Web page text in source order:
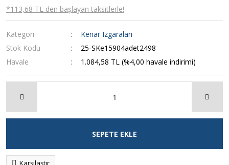
*113,68 TL den başlayan taksitlerle!
Kategori
Kenar Izgaraları
Stok Kodu
25-SKe15904adet2498
Havale
1.084,58 TL (%4,00 havale indirimi)
SEPETE EKLE
Karşılaştır